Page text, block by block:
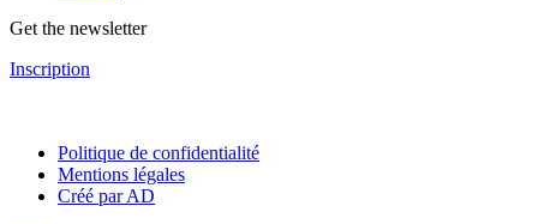
Get the newsletter
Inscription
Politique de confidentialité
Mentions légales
Créé par AD